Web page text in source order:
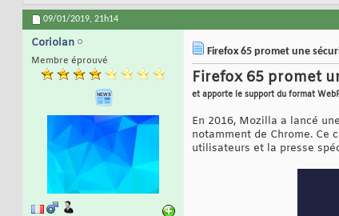
09/01/2019, 21h14
Coriolan
Membre éprouvé
Firefox 65 promet une
Firefox 65 promet
et apporte le support du format
En 2016, Mozilla a lancé
notamment de Chrome. Ce
utilisateurs et la presse